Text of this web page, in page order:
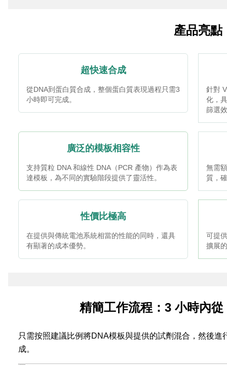
產品亮點
超快速合成
從DNA到蛋白質合成，整個蛋白質表現過程只需3
小時即可完成。
針對
化，
篩選
廣泛的模板相容性
支持質粒 DNA 和線性 DNA（PCR 產物）作為表
達模板，為不同的實驗階段提供了靈活性。
無需
質，
性價比極高
在提供與傳統電池系統相當的性能的同時，還具
有顯著的成本優勢。
可提
擴展
精簡工作流程：3 小時內
只需按照建議比例將DNA模板與提供的試劑混合，然後
成。